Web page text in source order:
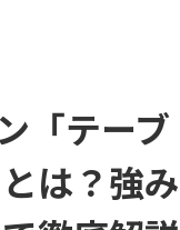
「テーブ
は？強み